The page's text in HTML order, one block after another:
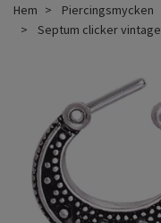
Hem Piercingsmycken
Septum clicker vintage